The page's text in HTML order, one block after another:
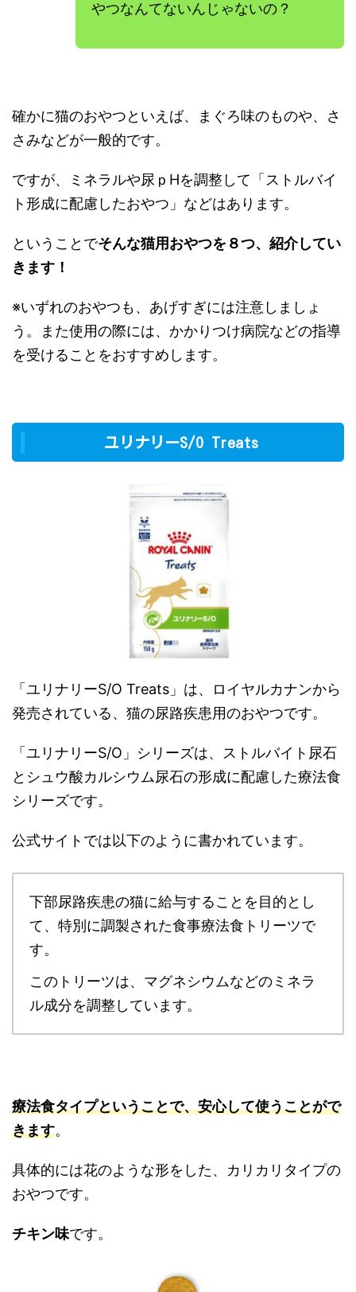
やつなんてないんじゃないの？
確かに猫のおやつといえば、まぐろ味のものや、さ
さみなどが一般的です。
ですが、ミネラルや尿ｐHを調整して「ストルバイ
ト形成に配慮したおやつ」などはあります。
ということでそんな猫用おやつを８つ、紹介してい
きます！
※いずれのおやつも、あげすぎには注意しましょ
う。また使用の際には、かかりつけ病院などの指導
を受けることをおすすめします。
ユリナリーS/O Treats
「ユリナリーS/O Treats」は、ロイヤルカナンから
発売されている、猫の尿路疾患用のおやつです。
「ユリナリーS/O」シリーズは、ストルバイト尿石
とシュウ酸カルシウム尿石の形成に配慮した療法食
シリーズです。
公式サイトでは以下のように書かれています。
下部尿路疾患の猫に給与することを目的とし
て、特別に調製された食事療法食トリーツで
す。
このトリーツは、マグネシウムなどのミネラ
ル成分を調整しています。
療法食タイプということで、安心して使うことがで
きます。
具体的には花のような形をした、カリカリタイプの
おやつです。
チキン味です。